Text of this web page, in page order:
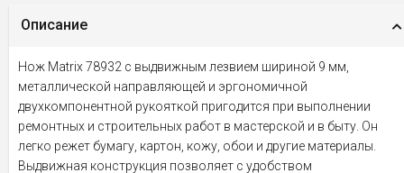
Описание
Нож Matrix 78932 с выдвижным лезвием шириной 9 мм,
металлической направляющей и эргономичной
двухкомпонентной рукояткой пригодится при выполнении
ремонтных и строительных работ в мастерской и в быту. Он
легко режет бумагу, картон, кожу, обои и другие материалы.
Выдвижная конструкция позволяет с удобством